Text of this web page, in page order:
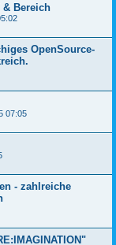
& Bereich
OpenSource-
07:05
- zahlreiche